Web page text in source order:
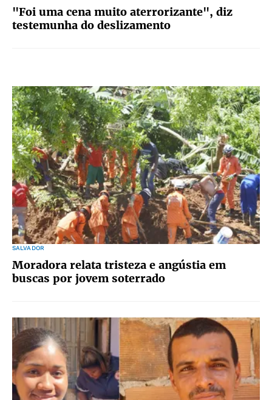
"Foi uma cena muito aterrorizante", diz
testemunha do deslizamento
SALVADOR
Moradora relata tristeza e angústia em
buscas por jovem soterrado